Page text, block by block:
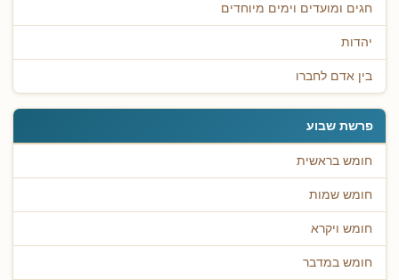
חגים ומועדים וימים מיוחדים
יהדות
בין אדם לחברו
פרשת שבוע
חומש בראשית
חומש שמות
חומש ויקרא
חומש במדבר